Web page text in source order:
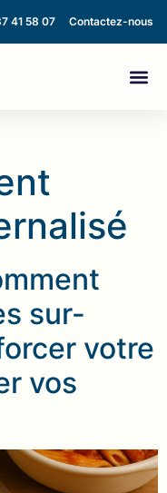
41 58 07 Contactez-nous
sur-
votre
vos